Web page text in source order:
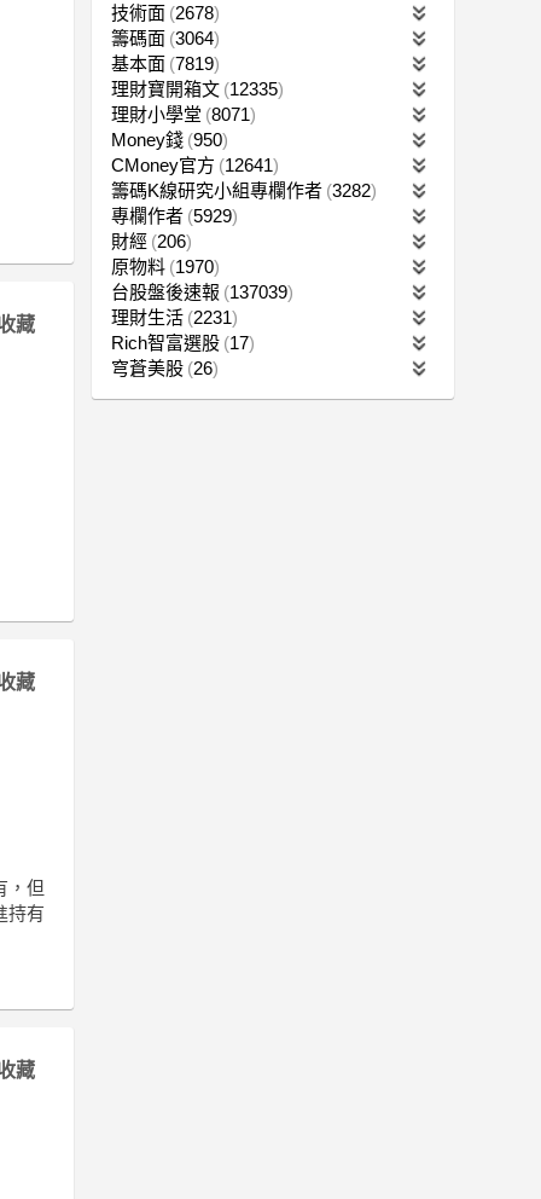
藏
藏
，但
持有
藏
技術面 2678
籌碼面 3064
基本面 7819
理財寶開箱文 12335
理財小學堂 8071
Money錢 950
CMoney官方 12641
籌碼K線研究小組專欄作者 3282
專欄作者 5929
財經 206
原物料 1970
台股盤後速報 137039
理財生活 2231
Rich智富選股 17
穹蒼美股 26